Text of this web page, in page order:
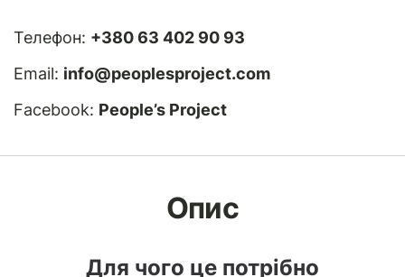
Телефон: +380 63 402 90 93
Email: info@peoplesproject.com
Facebook: People’s Project
Опис
Для чого це потрібно